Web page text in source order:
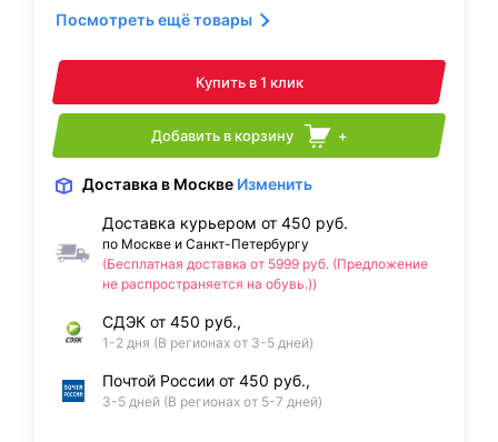
Посмотреть ещё товары
Купить в 1 клик
Добавить в корзину +
Доставка в Москве Изменить
Доставка курьером от 450 руб.
по Москве и Санкт-Петербургу
(Бесплатная доставка от 5999 руб. (Предложение
не распространяется на обувь.))
СДЭК от 450 руб.,
1-2 дня (В регионах от 3-5 дней)
Почтой России от 450 руб.,
3-5 дней (В регионах от 5-7 дней)